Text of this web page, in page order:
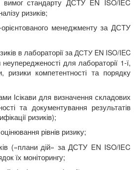
вимог стандарту ДСТУ EN ISO/IEC
ризиків;
менеджменту за ДСТУ
в лабораторії за ДСТУ EN ISO/IEC
неупередженості для лабораторії 1-ї,
ризики компетентності та порядку
Ісікави для визначення складових
та документування результатів
ризиків);
рівнів ризику;
(«плани дій» за ДСТУ EN ISO/IEC
їх моніторингу;